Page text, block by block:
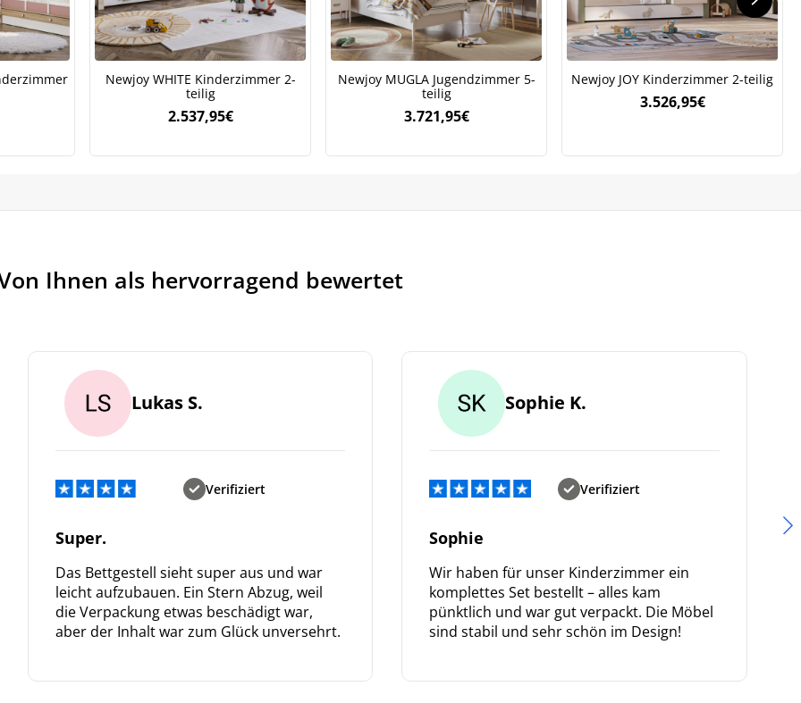
Newjoy WHITE Kinderzimmer 2-
teilig
2.537,95€
Newjoy MUGLA Jugendzimmer 5-
teilig
3.721,95€
Newjoy JOY Kinderzimmer 2-teilig
3.526,95€
Ihnen als hervorragend bewertet
Lukas S.
Verifiziert
Super.
Das Bettgestell sieht super aus und war
leicht aufzubauen. Ein Stern Abzug, weil
die Verpackung etwas beschädigt war,
aber der Inhalt war zum Glück unversehrt.
Sophie K.
Verifiziert
Sophie
Wir haben für unser Kinderzimmer ein
komplettes Set bestellt – alles kam
pünktlich und war gut verpackt. Die Möbel
sind stabil und sehr schön im Design!